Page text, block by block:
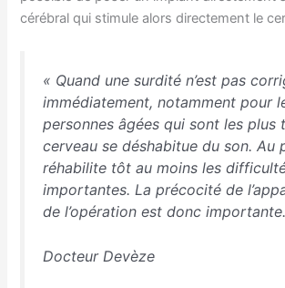
cérébral qui stimule alors directement le
« Quand une surdité n’est pas
immédiatement, notamment pour
personnes âgées qui sont les plus
cerveau se déshabitue du son. Au
réhabilite tôt au moins les
importantes. La précocité de
de l’opération est donc importante
Docteur Devèze